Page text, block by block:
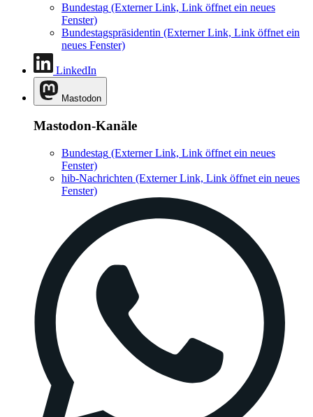
Bundestag (Externer Link, Link öffnet ein neues
Fenster)
Bundestagspräsidentin (Externer Link, Link öffnet ein
neues Fenster)
LinkedIn
Mastodon
Mastodon-Kanäle
Bundestag (Externer Link, Link öffnet ein neues
Fenster)
hib-Nachrichten (Externer Link, Link öffnet ein neues
Fenster)